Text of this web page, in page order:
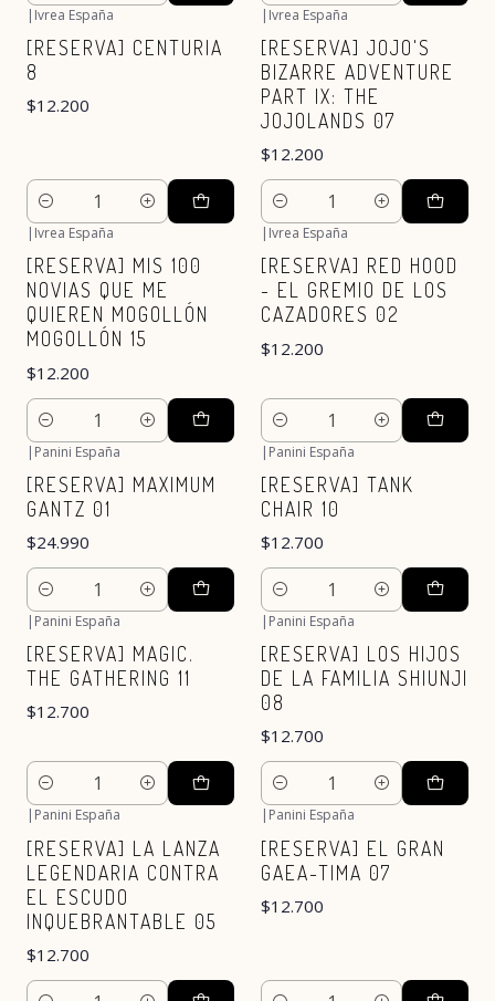
| Ivrea España
[RESERVA] CENTURIA
8
$12.200
Cantidad
| Ivrea España
[RESERVA] JOJO'S
BIZARRE ADVENTURE
PART IX: THE
JOJOLANDS 07
$12.200
Cantidad
| Ivrea España
[RESERVA] MIS 100
NOVIAS QUE ME
QUIEREN MOGOLLÓN
MOGOLLÓN 15
$12.200
Cantidad
| Ivrea España
[RESERVA] RED HOOD
- EL GREMIO DE LOS
CAZADORES 02
$12.200
Cantidad
| Panini España
[RESERVA] MAXIMUM
GANTZ 01
$24.990
Cantidad
| Panini España
[RESERVA] TANK
CHAIR 10
$12.700
Cantidad
| Panini España
[RESERVA] MAGIC.
THE GATHERING 11
$12.700
Cantidad
| Panini España
[RESERVA] LOS HIJOS
DE LA FAMILIA SHIUNJI
08
$12.700
Cantidad
| Panini España
[RESERVA] LA LANZA
LEGENDARIA CONTRA
EL ESCUDO
INQUEBRANTABLE 05
$12.700
| Panini España
[RESERVA] EL GRAN
GAEA-TIMA 07
$12.700